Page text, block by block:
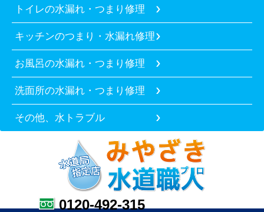
トイレの水漏れ・つまり修理
キッチンのつまり・水漏れ修理
お風呂の水漏れ・つまり修理
洗面所の水漏れ・つまり修理
その他、水トラブル
0120-492-315